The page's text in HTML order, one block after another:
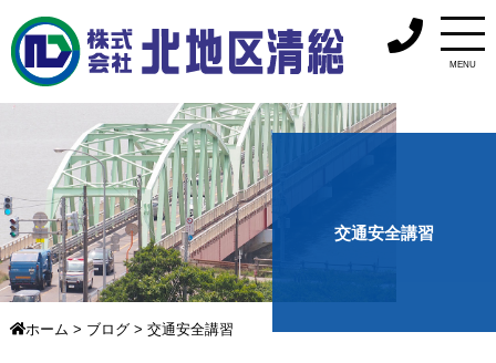
MENU
交通安全講習
ホーム > ブログ> 交通安全講習